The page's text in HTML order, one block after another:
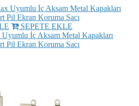
SEPETE EKLE
İç Aksam Metal Kapakları
Pil Ekran Koruma Sacı